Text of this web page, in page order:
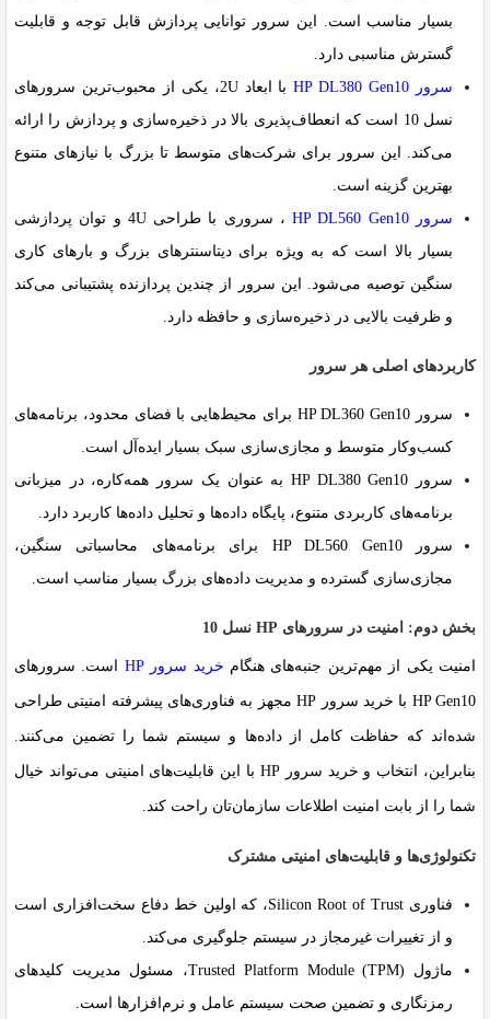
بسیار مناسب است. این سرور توانایی پردازش قابل توجه و قابلیت
گسترش مناسبی دارد.
سرور HP DL380 Gen10
با ابعاد 2U، یکی از محبوب‌ترین سرورهای
نسل 10 است که انعطاف‌پذیری بالا در ذخیره‌سازی و پردازش را ارائه
می‌کند. این سرور برای شرکت‌های متوسط تا بزرگ با نیازهای متنوع
بهترین گزینه است.
سرورHP DL560 Gen10
، سروری با طراحی 4U و توان پردازشی
بسیار بالا است که به ویژه برای دیتاسنترهای بزرگ و بارهای کاری
سنگین توصیه می‌شود. این سرور از چندین پردازنده پشتیبانی می‌کند
و ظرفیت بالایی در ذخیره‌سازی و حافظه دارد.
کاربردهای اصلی هر سرور
سرور HP DL360 Gen10 برای محیط‌هایی با فضای محدود، برنامه‌های
کسب‌وکار متوسط و مجازی‌سازی سبک بسیار ایده‌آل است.
سرور HP DL380 Gen10 به عنوان یک سرور همه‌کاره، در میزبانی
برنامه‌های کاربردی متنوع، پایگاه داده‌ها و تحلیل داده‌ها کاربرد دارد.
سرور HP DL560 Gen10 برای برنامه‌های محاسباتی سنگین،
مجازی‌سازی گسترده و مدیریت داده‌های بزرگ بسیار مناسب است.
بخش دوم: امنیت در سرورهای HP نسل 10
امنیت یکی از مهم‌ترین جنبه‌های هنگام خرید سرور HP است. سرورهای
HP Gen10 با خرید سرور HP مجهز به فناوری‌های پیشرفته امنیتی طراحی
شده‌اند که حفاظت کامل از داده‌ها و سیستم شما را تضمین می‌کنند.
بنابراین، انتخاب و خرید سرور HP با این قابلیت‌های امنیتی می‌تواند خیال
شما را از بابت امنیت اطلاعات سازمان‌تان راحت کند.
تکنولوژی‌ها و قابلیت‌های امنیتی مشترک
فناوری Silicon Root of Trust، که اولین خط دفاع سخت‌افزاری است
و از تغییرات غیرمجاز در سیستم جلوگیری می‌کند.
ماژول Trusted Platform Module (TPM)، مسئول مدیریت کلیدهای
رمزنگاری و تضمین صحت سیستم عامل و نرم‌افزارها است.